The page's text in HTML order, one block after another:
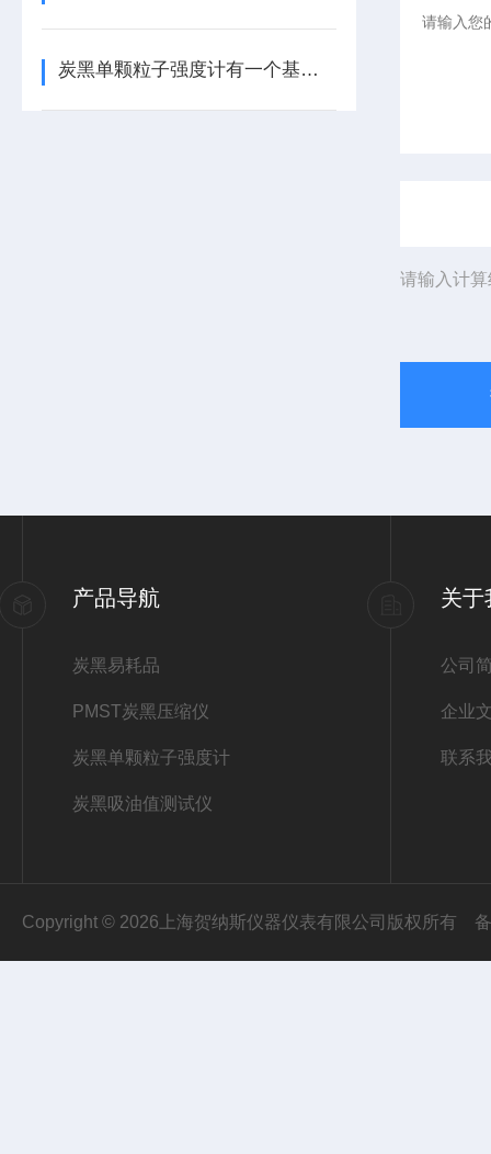
炭黑单颗粒子强度计有一个基本规律
请输入计
产品导航
炭黑易耗品
PMST炭黑压缩仪
炭黑单颗粒子强度计
炭黑吸油值测试仪
关于
公司
企业
联系
Copyright © 2026上海贺纳斯仪器仪表有限公司版权所有